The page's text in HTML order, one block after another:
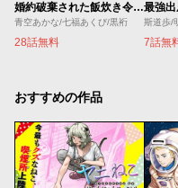
婚約破棄された飯炊き令嬢の私は冷酷公爵と専属契約しました～ですが胃袋を掴んだ結果、冷たかった公爵様がどんどん優しくなっています～
青空あかな/七福あくび/黒裄
28話無料
斯道歩/
7話無
おすすめの作品